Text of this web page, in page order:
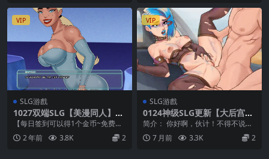
VIP
SLG游戲
1027双端SLG【美漫同人】哥
谭传说：无限之殇 Somethin
g Unlimited Ver0.40 汉化版
【每日签到可以得1个金币~免费兑
换1个游戏】 在线解压导致的失效
不补！~补得话有...
2 年前 3.8K 2
VIP
SLG游戲
0124神级SLG更新【大后宫】
辐射~69号地下避难所！ 深穹
Deep Vault 69 Ver0.6【中文
汉化】
简介： 你好啊，伙计！不得不说，
你看起来精神得很！ 这也不奇怪，
毕竟你是舒适的避...
7 月前 3.3K 2